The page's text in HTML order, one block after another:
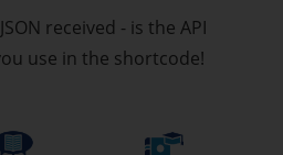
received - is the API
use in the shortcode!